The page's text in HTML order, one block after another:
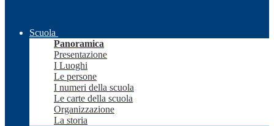
Scuola
Panoramica
Presentazione
I Luoghi
Le persone
I numeri della scuola
Le carte della scuola
Organizzazione
La storia